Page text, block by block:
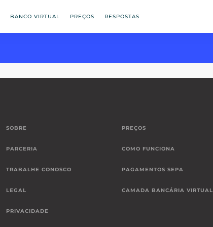
BANCO VIRTUAL PREÇOS RESPOSTAS
SOBRE
PARCERIA
TRABALHE CONOSCO
LEGAL
PRIVACIDADE
PREÇOS
COMO FUNCIONA
PAGAMENTOS SEPA
CAMADA BANCÁRIA VIRTUAL